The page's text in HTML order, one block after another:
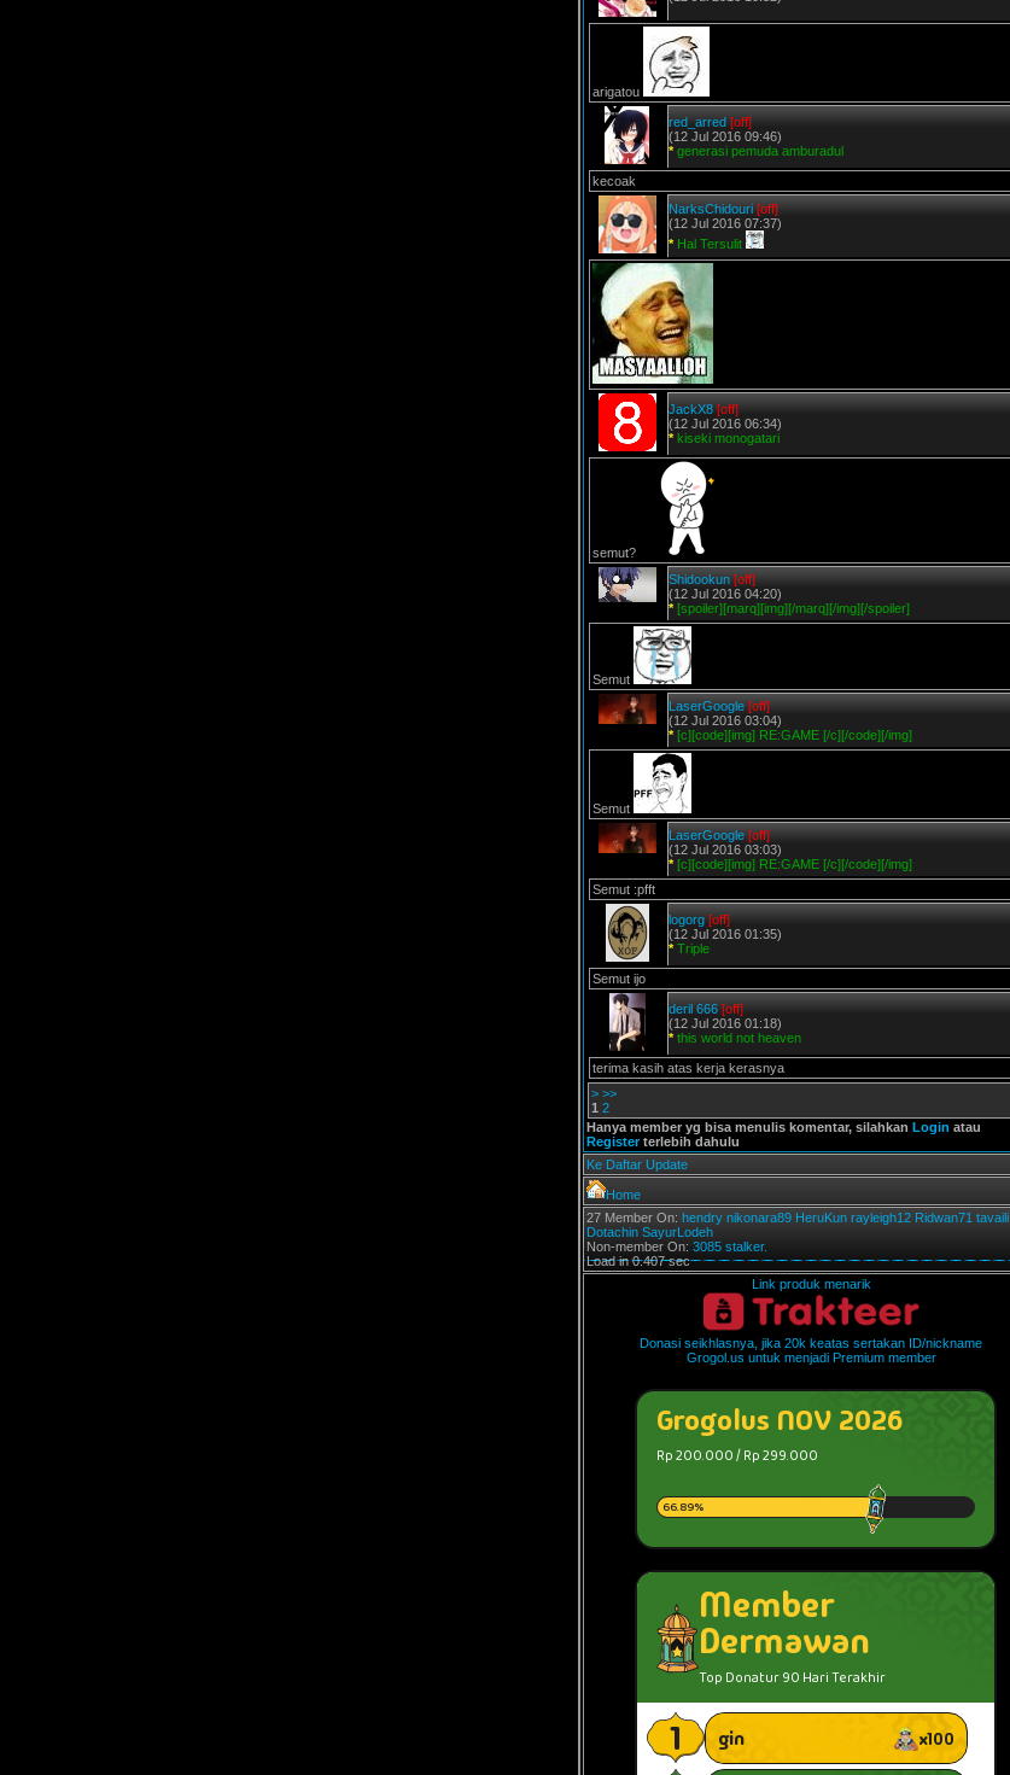
arigatou
red_arred [off]
(12 Jul 2016 09:46)
* generasi pemuda amburadul
kecoak
NarksChidouri [off]
(12 Jul 2016 07:37)
* Hal Tersulit
JackX8 [off]
(12 Jul 2016 06:34)
* kiseki monogatari
semut?
Shidookun [off]
(12 Jul 2016 04:20)
* [spoiler][marq][img][/marq][/img][/spoiler]
Semut
LaserGoogle [off]
(12 Jul 2016 03:04)
* [c][code][img] RE:GAME [/c][/code][/img]
Semut
LaserGoogle [off]
(12 Jul 2016 03:03)
* [c][code][img] RE:GAME [/c][/code][/img]
Semut :pfft
logorg [off]
(12 Jul 2016 01:35)
* Triple
Semut ijo
deril 666 [off]
(12 Jul 2016 01:18)
* this world not heaven
terima kasih atas kerja kerasnya
> >>
1 2
Hanya member yg bisa menulis komentar, silahkan Login atau
Registerterlebih dahulu
Ke Daftar Update
Home
27 Member On: hendry nikonara89 HeruKun rayleigh12 Ridwan71 tavaili
Dotachin SayurLodeh
Non-member On: 3085 stalker.
Load in 0.407 sec
Link produk menarik
Donasi seikhlasnya, jika 20k keatas sertakan ID/nickname
Grogol.us untuk menjadi Premium member